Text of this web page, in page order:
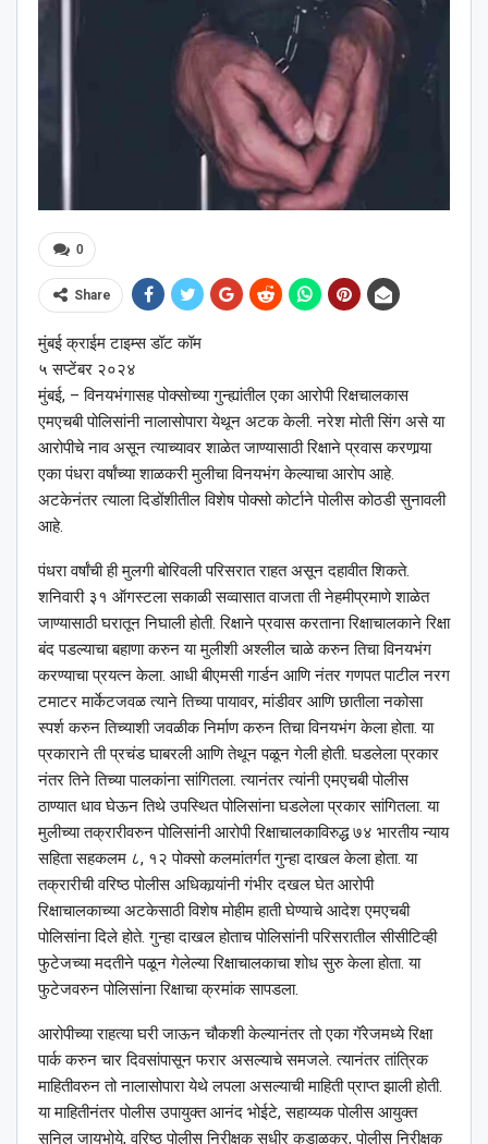
0
Share
मुंबई क्राईम टाइम्स डॉट कॉम
५ सप्टेंबर २०२४
मुंबई, – विनयभंगासह पोक्सोच्या गुन्ह्यांतील एका आरोपी रिक्षचालकास
एमएचबी पोलिसांनी नालासोपारा येथून अटक केली. नरेश मोती सिंग असे या
आरोपीचे नाव असून त्याच्यावर शाळेत जाण्यासाठी रिक्षाने प्रवास करणार्‍या
एका पंधरा वर्षांच्या शाळकरी मुलीचा विनयभंग केल्याचा आरोप आहे.
अटकेनंतर त्याला दिडोंशीतील विशेष पोक्सो कोर्टाने पोलीस कोठडी सुनावली
आहे.
पंधरा वर्षांची ही मुलगी बोरिवली परिसरात राहत असून दहावीत शिकते.
शनिवारी ३१ ऑगस्टला सकाळी सव्वासात वाजता ती नेहमीप्रमाणे शाळेत
जाण्यासाठी घरातून निघाली होती. रिक्षाने प्रवास करताना रिक्षाचालकाने रिक्षा
बंद पडल्याचा बहाणा करुन या मुलीशी अश्‍लील चाळे करुन तिचा विनयभंग
करण्याचा प्रयत्न केला. आधी बीएमसी गार्डन आणि नंतर गणपत पाटील नरग
टमाटर मार्केटजवळ त्याने तिच्या पायावर, मांडीवर आणि छातीला नकोसा
स्पर्श करुन तिच्याशी जवळीक निर्माण करुन तिचा विनयभंग केला होता. या
प्रकाराने ती प्रचंड घाबरली आणि तेथून पळून गेली होती. घडलेला प्रकार
नंतर तिने तिच्या पालकांना सांगितला. त्यानंतर त्यांनी एमएचबी पोलीस
ठाण्यात धाव घेऊन तिथे उपस्थित पोलिसांना घडलेला प्रकार सांगितला. या
मुलीच्या तक्रारीवरुन पोलिसांनी आरोपी रिक्षाचालकाविरुद्ध ७४ भारतीय न्याय
सहिता सहकलम ८, १२ पोक्सो कलमांतर्गत गुन्हा दाखल केला होता. या
तक्रारीची वरिष्ठ पोलीस अधिकार्‍यांनी गंभीर दखल घेत आरोपी
रिक्षाचालकाच्या अटकेसाठी विशेष मोहीम हाती घेण्याचे आदेश एमएचबी
पोलिसांना दिले होते. गुन्हा दाखल होताच पोलिसांनी परिसरातील सीसीटिव्ही
फुटेजच्या मदतीने पळून गेलेल्या रिक्षाचालकाचा शोध सुरु केला होता. या
फुटेजवरुन पोलिसांना रिक्षाचा क्रमांक सापडला.
आरोपीच्या राहत्या घरी जाऊन चौकशी केल्यानंतर तो एका गॅरेजमध्ये रिक्षा
पार्क करुन चार दिवसांपासून फरार असल्याचे समजले. त्यानंतर तांत्रिक
माहितीवरुन तो नालासोपारा येथे लपला असल्याची माहिती प्राप्त झाली होती.
या माहितीनंतर पोलीस उपायुक्त आनंद भोईटे, सहाय्यक पोलीस आयुक्त
सुनिल जायभोये, वरिष्ठ पोलीस निरीक्षक सुधीर कुडाळकर, पोलीस निरीक्षक